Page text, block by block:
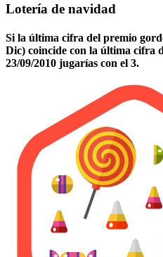
Lotería de navidad
Si la última cifra del premio
Dic) coincide con la última cifra
23/09/2010 jugarías con el 3.